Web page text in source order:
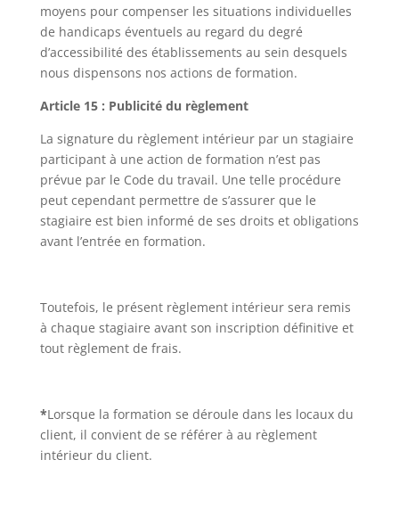
moyens pour compenser les situations individuelles
de handicaps éventuels au regard du degré
d’accessibilité des établissements au sein desquels
nous dispensons nos actions de formation.
Article 15 : Publicité du règlement
La signature du règlement intérieur par un stagiaire
participant à une action de formation n’est pas
prévue par le Code du travail. Une telle procédure
peut cependant permettre de s’assurer que le
stagiaire est bien informé de ses droits et obligations
avant l’entrée en formation.
Toutefois, le présent règlement intérieur sera remis
à chaque stagiaire avant son inscription définitive et
tout règlement de frais.
*Lorsque la formation se déroule dans les locaux du
client, il convient de se référer à au règlement
intérieur du client.